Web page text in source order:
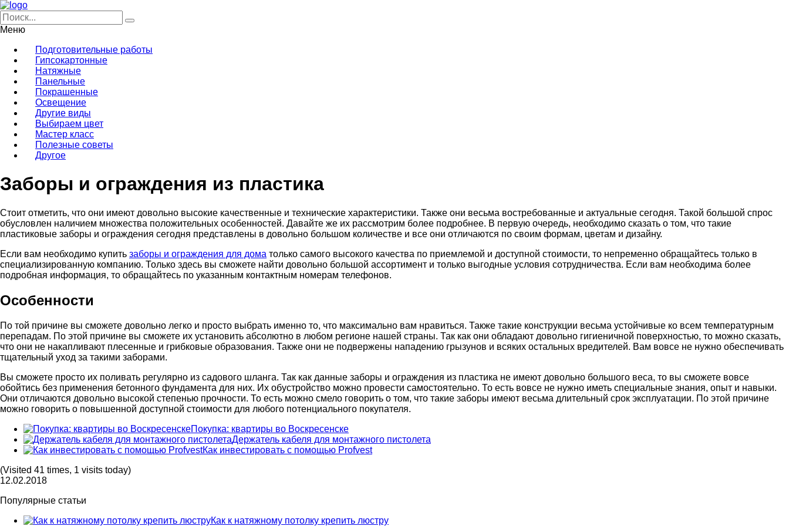
Меню
Подготовительные работы
Гипсокартонные
Натяжные
Панельные
Покрашенные
Освещение
Другие виды
Выбираем цвет
Мастер класс
Полезные советы
Другое
Заборы и ограждения из пластика
Стоит отметить, что они имеют довольно высокие качественные и технические характеристики. Также они весьма востребованные и актуальные сегодня. Такой большой спрос
обусловлен наличием множества положительных особенностей. Давайте же их рассмотрим более подробнее. В первую очередь, необходимо сказать о том, что такие
пластиковые заборы и ограждения сегодня представлены в довольно большом количестве и все они отличаются по своим формам, цветам и дизайну.
Если вам необходимо купить заборы и ограждения для дома только самого высокого качества по приемлемой и доступной стоимости, то непременно обращайтесь только в
специализированную компанию. Только здесь вы сможете найти довольно большой ассортимент и только выгодные условия сотрудничества. Если вам необходима более
подробная информация, то обращайтесь по указанным контактным номерам телефонов.
Особенности
По той причине вы сможете довольно легко и просто выбрать именно то, что максимально вам нравиться. Также такие конструкции весьма устойчивые ко всем температурным
перепадам. По этой причине вы сможете их установить абсолютно в любом регионе нашей страны. Так как они обладают довольно гигиеничной поверхностью, то можно сказать,
что они не накапливают плесенные и грибковые образования. Также они не подвержены нападению грызунов и всяких остальных вредителей. Вам вовсе не нужно обеспечивать
тщательный уход за такими заборами.
Вы сможете просто их поливать регулярно из садового шланга. Так как данные заборы и ограждения из пластика не имеют довольно большого веса, то вы сможете вовсе
обойтись без применения бетонного фундамента для них. Их обустройство можно провести самостоятельно. То есть вовсе не нужно иметь специальные знания, опыт и навыки.
Они отличаются довольно высокой степенью прочности. То есть можно смело говорить о том, что такие заборы имеют весьма длительный срок эксплуатации. По этой причине
можно говорить о повышенной доступной стоимости для любого потенциального покупателя.
Покупка: квартиры во Воскресенске
Держатель кабеля для монтажного пистолета
Как инвестировать с помощью Profvest
(Visited 41 times, 1 visits today)
12.02.2018
Популярные статьи
Как к натяжному потолку крепить люстру